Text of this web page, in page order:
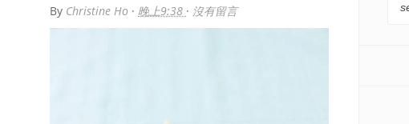
By Christine Ho · 晚上9:38 · 沒有留言